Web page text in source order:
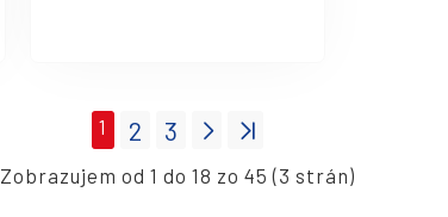
1 2 3
Zobrazujem od 1 do 18 zo 45 (3 strán)